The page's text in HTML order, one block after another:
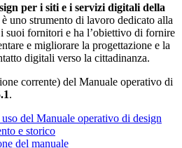
per i siti e i servizi digitali della
è uno strumento di lavoro dedicato alla
suoi fornitori e ha l’obiettivo di fornire
e migliorare la progettazione e la
digitali verso la cittadinanza.
corrente) del Manuale operativo di
.
del Manuale operativo di design
e storico
del manuale